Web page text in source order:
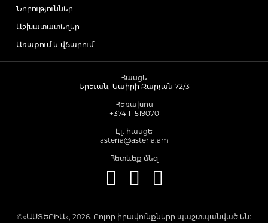
Նորություններ
Աշխատատեղեր
Առաքում և վճարում
Հասցե
Երեւան, Նաիրի Զարյան 72/3
Հեռախոս
+374 11 519070
Էլ. հասցե
asteria@asteria.am
Հետևեք մեզ
©«ԱՍՏԵՐԻԱ», 2026. Բոլոր իրավունքները պաշտպանված են։